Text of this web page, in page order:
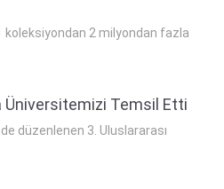
koleksiyondan 2 milyondan fazla
Üniversitemizi Temsil Etti
düzenlenen 3. Uluslararası